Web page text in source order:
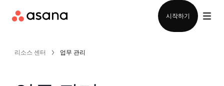
시작하기
리소스 센터 업무 관리